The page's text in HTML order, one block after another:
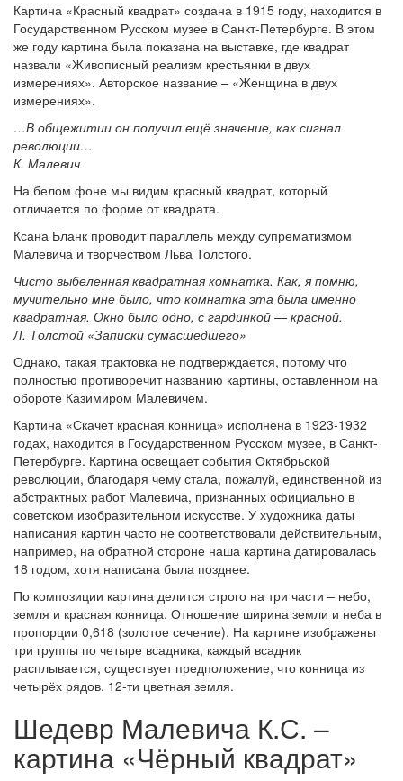
Картина «Красный квадрат» создана в 1915 году, находится в
Государственном Русском музее в Санкт-Петербурге. В этом
же году картина была показана на выставке, где квадрат
назвали «Живописный реализм крестьянки в двух
измерениях». Авторское название – «Женщина в двух
измерениях».
…В общежитии он получил ещё значение, как сигнал
революции…
К. Малевич
На белом фоне мы видим красный квадрат, который
отличается по форме от квадрата.
Ксана Бланк проводит параллель между супрематизмом
Малевича и творчеством Льва Толстого.
Чисто выбеленная квадратная комнатка. Как, я помню,
мучительно мне было, что комнатка эта была именно
квадратная. Окно было одно, с гардинкой — красной.
Л. Толстой «Записки сумасшедшего»
Однако, такая трактовка не подтверждается, потому что
полностью противоречит названию картины, оставленном на
обороте Казимиром Малевичем.
Картина «Скачет красная конница» исполнена в 1923-1932
годах, находится в Государственном Русском музее, в Санкт-
Петербурге. Картина освещает события Октябрьской
революции, благодаря чему стала, пожалуй, единственной из
абстрактных работ Малевича, признанных официально в
советском изобразительном искусстве. У художника даты
написания картин часто не соответствовали действительным,
например, на обратной стороне наша картина датировалась
18 годом, хотя написана была позднее.
По композиции картина делится строго на три части – небо,
земля и красная конница. Отношение ширина земли и неба в
пропорции 0,618 (золотое сечение). На картине изображены
три группы по четыре всадника, каждый всадник
расплывается, существует предположение, что конница из
четырёх рядов. 12-ти цветная земля.
Шедевр Малевича К.С. –
картина «Чёрный квадрат»